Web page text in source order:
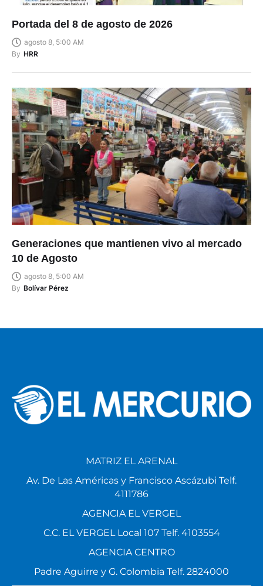
Portada del 8 de agosto de 2026
agosto 8, 5:00 AM
By HRR
Generaciones que mantienen vivo al mercado
10 de Agosto
agosto 8, 5:00 AM
By Bolívar Pérez
MATRIZ EL ARENAL
Av. De Las Américas y Francisco Ascázubi Telf.
4111786
AGENCIA EL VERGEL
C.C. EL VERGEL Local 107 Telf. 4103554
AGENCIA CENTRO
Padre Aguirre y G. Colombia Telf. 2824000